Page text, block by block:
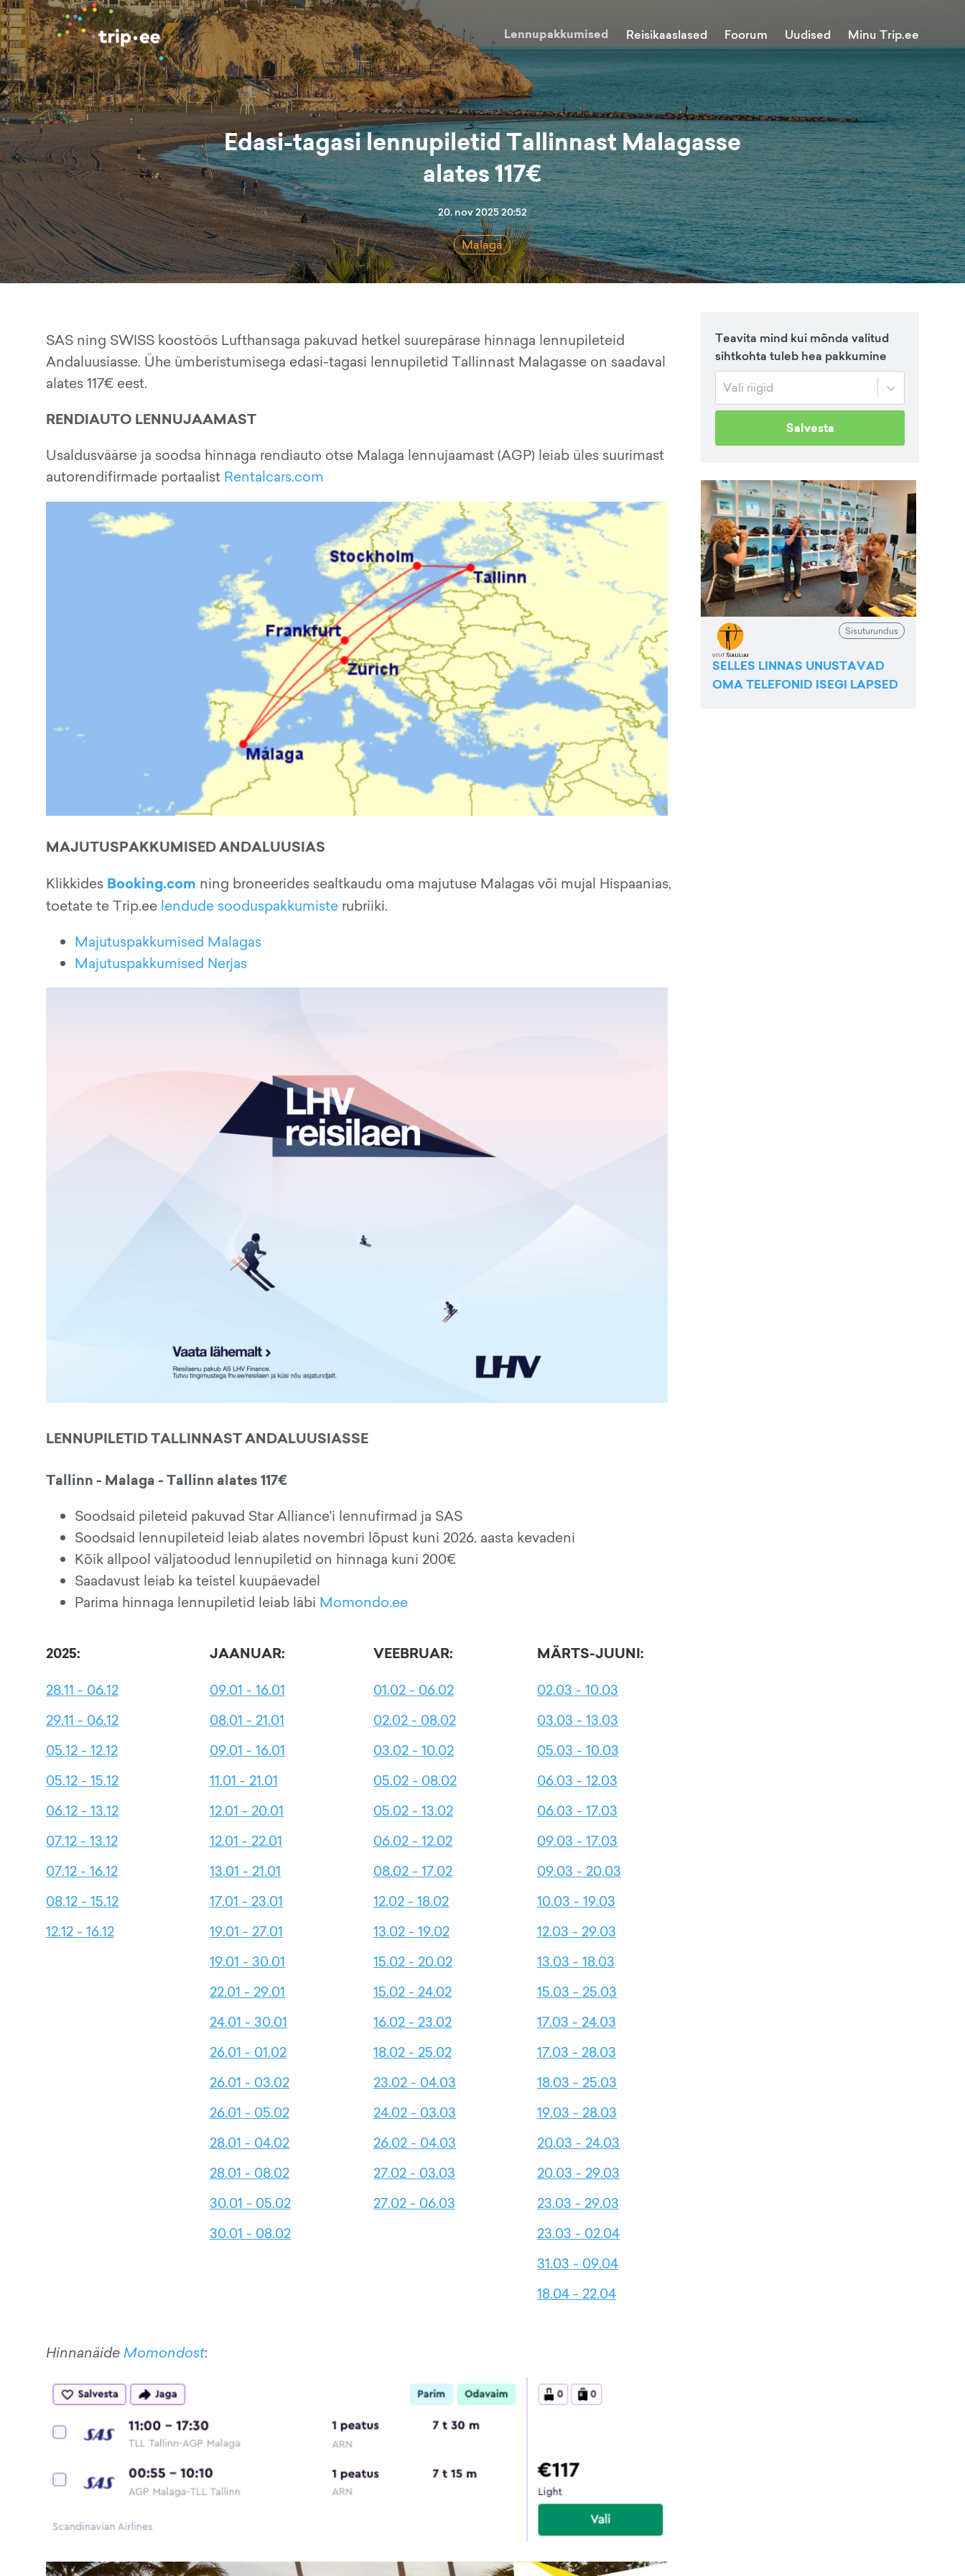
Lennupakkumised Reisikaaslased Foorum Uudised Minu Trip.ee
Edasi-tagasi lennupiletid Tallinnast Malagasse
alates 117€
20. nov 2025 20:52
Malaga
SAS ning SWISS koostöös Lufthansaga pakuvad hetkel suurepärase hinnaga lennupileteid
Andaluusiasse. Ühe ümberistumisega edasi-tagasi lennupiletid Tallinnast Malagasse on saadaval
alates 117€ eest.
RENDIAUTO LENNUJAAMAST
Usaldusväärse ja soodsa hinnaga rendiauto otse Malaga lennujaamast (AGP) leiab üles suurimast
autorendifirmade portaalist Rentalcars.com
MAJUTUSPAKKUMISED ANDALUUSIAS
Klikkides Booking.com ning broneerides sealtkaudu oma majutuse Malagas või mujal Hispaanias,
toetate te Trip.ee lendude sooduspakkumiste rubriiki.
Majutuspakkumised Malagas
Majutuspakkumised Nerjas
LENNUPILETID TALLINNAST ANDALUUSIASSE
Tallinn - Malaga - Tallinn alates 117€
Soodsaid pileteid pakuvad Star Alliance'i lennufirmad ja SAS
Soodsaid lennupileteid leiab alates novembri lõpust kuni 2026. aasta kevadeni
Kõik allpool väljatoodud lennupiletid on hinnaga kuni 200€
Saadavust leiab ka teistel kuupäevadel
Parima hinnaga lennupiletid leiab läbi Momondo.ee
2025:
28.11 - 06.12
29.11 - 06.12
05.12 - 12.12
05.12 - 15.12
06.12 - 13.12
07.12 - 13.12
07.12 - 16.12
08.12 - 15.12
12.12 - 16.12
JAANUAR:
09.01 - 16.01
08.01 - 21.01
09.01 - 16.01
11.01 - 21.01
12.01 - 20.01
12.01 - 22.01
13.01 - 21.01
17.01 - 23.01
19.01 - 27.01
19.01 - 30.01
22.01 - 29.01
24.01 - 30.01
26.01 - 01.02
26.01 - 03.02
26.01 - 05.02
28.01 - 04.02
28.01 - 08.02
30.01 - 05.02
30.01 - 08.02
VEEBRUAR:
01.02 - 06.02
02.02 - 08.02
03.02 - 10.02
05.02 - 08.02
05.02 - 13.02
06.02 - 12.02
08.02 - 17.02
12.02 - 18.02
13.02 - 19.02
15.02 - 20.02
15.02 - 24.02
16.02 - 23.02
18.02 - 25.02
23.02 - 04.03
24.02 - 03.03
26.02 - 04.03
27.02 - 03.03
27.02 - 06.03
MÄRTS-JUUNI:
02.03 - 10.03
03.03 - 13.03
05.03 - 10.03
06.03 - 12.03
06.03 - 17.03
09.03 - 17.03
09.03 - 20.03
10.03 - 19.03
12.03 - 29.03
13.03 - 18.03
15.03 - 25.03
17.03 - 24.03
17.03 - 28.03
18.03 - 25.03
19.03 - 28.03
20.03 - 24.03
20.03 - 29.03
23.03 - 29.03
23.03 - 02.04
31.03 - 09.04
18.04 - 22.04
Hinnanäide Momondost:
Teavita mind kui mõnda valitud
sihtkohta tuleb hea pakkumine
Vali riigid
Salvesta
Sisuturundus
SELLES LINNAS UNUSTAVAD
OMA TELEFONID ISEGI LAPSED